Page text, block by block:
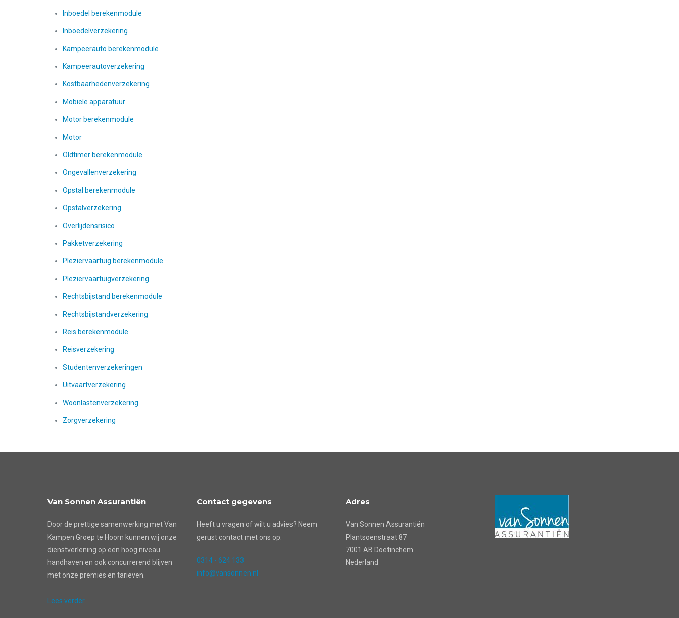
Inboedel berekenmodule
Inboedelverzekering
Kampeerauto berekenmodule
Kampeerautoverzekering
Kostbaarhedenverzekering
Mobiele apparatuur
Motor berekenmodule
Motor
Oldtimer berekenmodule
Ongevallenverzekering
Opstal berekenmodule
Opstalverzekering
Overlijdensrisico
Pakketverzekering
Pleziervaartuig berekenmodule
Pleziervaartuigverzekering
Rechtsbijstand berekenmodule
Rechtsbijstandverzekering
Reis berekenmodule
Reisverzekering
Studentenverzekeringen
Uitvaartverzekering
Woonlastenverzekering
Zorgverzekering
Van Sonnen Assurantiën
Door de prettige samenwerking met Van
Kampen Groep te Hoorn kunnen wij onze
dienstverlening op een hoog niveau
handhaven en ook concurrerend blijven
met onze premies en tarieven.
Lees verder
Contact gegevens
Heeft u vragen of wilt u advies? Neem
gerust contact met ons op.
0314 - 624 133
info@vansonnen.nl
Adres
Van Sonnen Assurantiën
Plantsoenstraat 87
7001 AB Doetinchem
Nederland